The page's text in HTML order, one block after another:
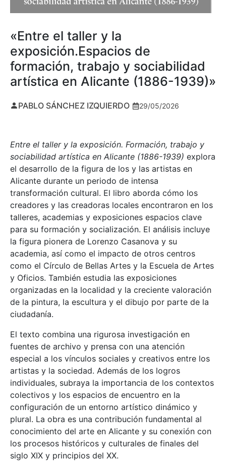
«Entre el taller y la
exposición.Espacios de
formación, trabajo y sociabilidad
artística en Alicante (1886-1939)»
PABLO SÁNCHEZ IZQUIERDO 29/05/2026
Entre el taller y la exposición. Formación, trabajo y
sociabilidad artística en Alicante (1886-1939) explora
el desarrollo de la figura de los y las artistas en
Alicante durante un periodo de intensa
transformación cultural. El libro aborda cómo los
creadores y las creadoras locales encontraron en los
talleres, academias y exposiciones espacios clave
para su formación y socialización. El análisis incluye
la figura pionera de Lorenzo Casanova y su
academia, así como el impacto de otros centros
como el Círculo de Bellas Artes y la Escuela de Artes
y Oficios. También estudia las exposiciones
organizadas en la localidad y la creciente valoración
de la pintura, la escultura y el dibujo por parte de la
ciudadanía.
El texto combina una rigurosa investigación en
fuentes de archivo y prensa con una atención
especial a los vínculos sociales y creativos entre los
artistas y la sociedad. Además de los logros
individuales, subraya la importancia de los contextos
colectivos y los espacios de encuentro en la
configuración de un entorno artístico dinámico y
plural. La obra es una contribución fundamental al
conocimiento del arte en Alicante y su conexión con
los procesos históricos y culturales de finales del
siglo XIX y principios del XX.